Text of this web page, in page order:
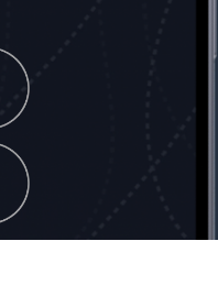
Часто задаваемые
вопросы
Социальные сети